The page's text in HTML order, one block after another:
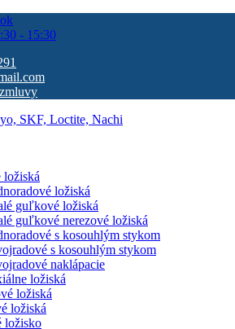
- 15:30
ložiská
guľkové ložiská
guľkové nerezové ložiská
s kosouhlým stykom
s kosouhlým stykom
naklápacie
ložiská
ložiská
ložiská
ložisko